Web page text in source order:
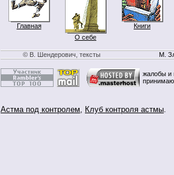
Главная
О себе
Книги
© В. Шендерович, тексты М.
жалобы и
Астма под контролем, Клуб контроля астмы.